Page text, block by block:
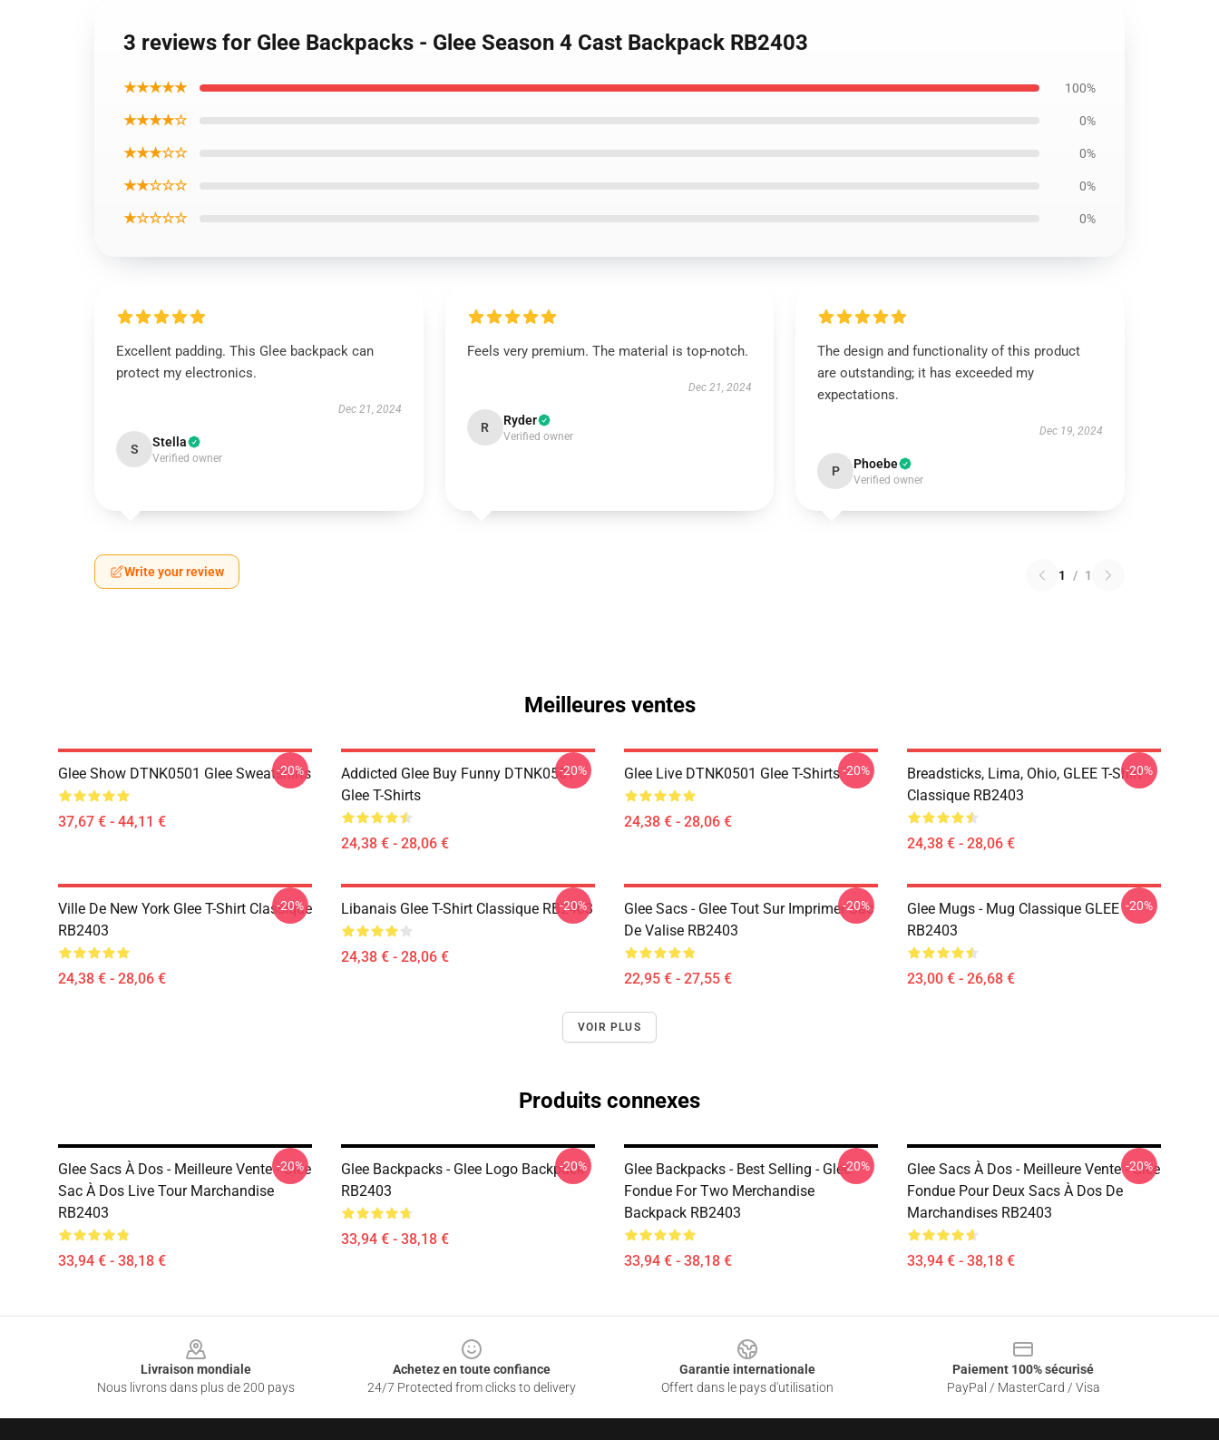
3 reviews for Glee Backpacks - Glee Season 4 Cast Backpack RB2403
★★★★★ 100%
★★★★☆ 0%
★★★☆☆ 0%
★★☆☆☆ 0%
★☆☆☆☆ 0%
Excellent padding. This Glee backpack can
protect my electronics.
Dec 21, 2024
S Stella
Verified owner
Feels very premium. The material is top-notch.
Dec 21, 2024
R Ryder
Verified owner
The design and functionality of this product
are outstanding; it has exceeded my
expectations.
Dec 19, 2024
P Phoebe
Verified owner
Write your review 1 / 1
Meilleures ventes
Glee Show DTNK0501 Glee Sweatshirts
37,67 € - 44,11 €
-20%
Addicted Glee Buy Funny DTNK0501
Glee T-Shirts
24,38 € - 28,06 €
-20% Glee Live DTNK0501 Glee T-Shirts
24,38 € - 28,06 €
-20%
Breadsticks, Lima, Ohio, GLEE T-Shirt
Classique RB2403
24,38 € - 28,06 €
-20%
Ville De New York Glee T-Shirt Classique
RB2403
24,38 € - 28,06 €
-20% Libanais Glee T-Shirt Classique RB2403
24,38 € - 28,06 €
-20%
Glee Sacs - Glee Tout Sur Imprimer Sac
De Valise RB2403
22,95 € - 27,55 €
-20%
Glee Mugs - Mug Classique GLEE
RB2403
23,00 € - 26,68 €
-20%
VOIR PLUS
Produits connexes
Glee Sacs À Dos - Meilleure Vente - Glee
Sac À Dos Live Tour Marchandise
RB2403
33,94 € - 38,18 €
-20%
Glee Backpacks - Glee Logo Backpack
RB2403
33,94 € - 38,18 €
-20%
Glee Backpacks - Best Selling - Glee
Fondue For Two Merchandise
Backpack RB2403
33,94 € - 38,18 €
-20%
Glee Sacs À Dos - Meilleure Vente - Glee
Fondue Pour Deux Sacs À Dos De
Marchandises RB2403
33,94 € - 38,18 €
-20%
Livraison mondiale
Nous livrons dans plus de 200 pays
Achetez en toute confiance
24/7 Protected from clicks to delivery
Garantie internationale
Offert dans le pays d'utilisation
Paiement 100% sécurisé
PayPal / MasterCard / Visa